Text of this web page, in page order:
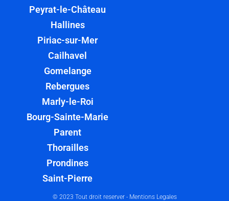
Peyrat-le-Château
Hallines
Piriac-sur-Mer
Cailhavel
Gomelange
Rebergues
Marly-le-Roi
Bourg-Sainte-Marie
Parent
Thorailles
Prondines
Saint-Pierre
© 2023 Tout droit reserver - Mentions Legales